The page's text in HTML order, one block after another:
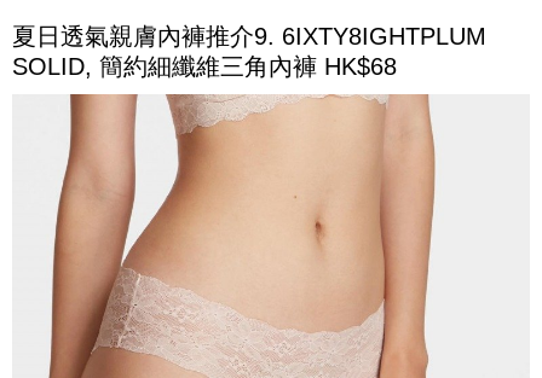
夏日透氣親膚內褲推介9. 6IXTY8IGHTPLUM
SOLID, 簡約細纖維三角內褲 HK$68